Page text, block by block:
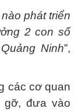
phát triển
2 con số
Ninh”,
các cơ quan
gỡ, đưa vào